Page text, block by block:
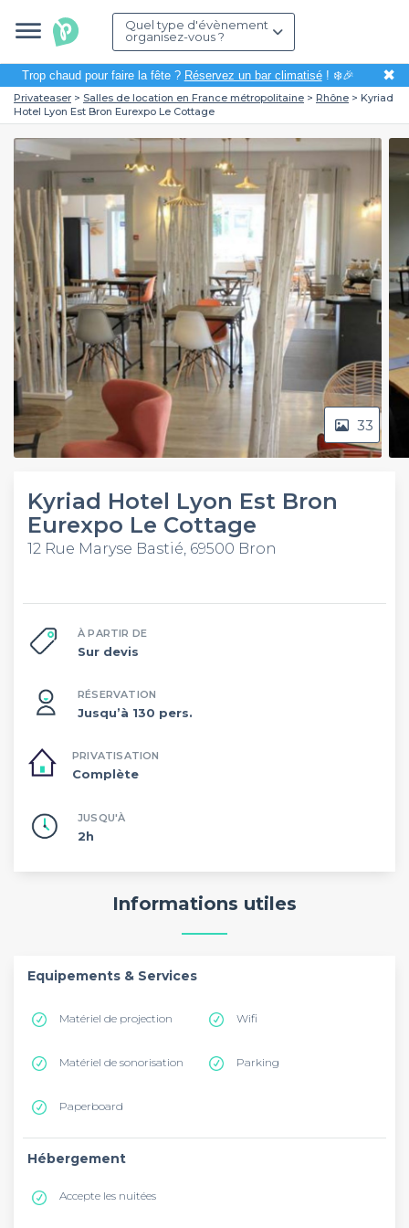
Quel type d'évènement
organisez-vous ?
Trop chaud pour faire la fête ? Réservez un bar climatisé! ❄️🎉 ✖
Privateaser Salles de location en France métropolitaine Rhône
Kyriad
Hotel Lyon Est Bron Eurexpo Le Cottage
33
Kyriad Hotel Lyon Est Bron
Eurexpo Le Cottage
12 Rue Maryse Bastié, 69500 Bron
À PARTIR DE
Sur devis
RÉSERVATION
Jusqu’à 130 pers.
PRIVATISATION
Complète
JUSQU'À
2h
Informations utiles
Equipements & Services
Matériel de projection Wifi
Matériel de sonorisation Parking
Paperboard
Hébergement
Accepte les nuitées